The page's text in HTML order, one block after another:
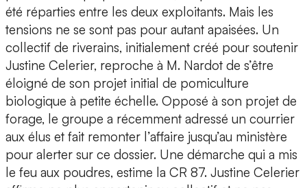
été réparties entre les deux exploitants. Mais les
tensions ne se sont pas pour autant apaisées. Un
collectif de riverains, initialement créé pour soutenir
Justine Celerier, reproche à M. Nardot de s’être
éloigné de son projet initial de pomiculture
biologique à petite échelle. Opposé à son projet de
forage, le groupe a récemment adressé un courrier
aux élus et fait remonter l’affaire jusqu’au ministère
pour alerter sur ce dossier. Une démarche qui a mis
le feu aux poudres, estime la CR 87. Justine Celerier